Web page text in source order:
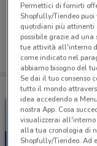
Puoi
salvarle
dal tuo
Permettici di fornirti
Shopfully/Tiendeo
quotidiani più attinenti
possibile grazie ad
tue attività all'interno
come indicato nel
abbiamo bisogno del
Se dai il tuo consenso
tutto il mondo
idea accedendo a
nostra App. Cosa
visualizzerai
alla tua cronologia di
Shopfully/Tiendeo. Ad